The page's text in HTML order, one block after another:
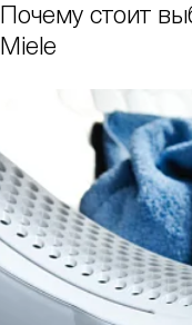
Почему стоит
Miele